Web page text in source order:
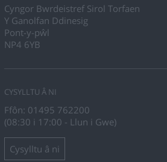
Cyngor Bwrdeistref Sirol Torfaen
Y Ganolfan Ddinesig
Pont-y-pŵl
NP4 6YB
CYSYLLTU Â NI
Ffôn: 01495 762200
(08:30 i 17:00 - Llun i Gwe)
Cysylltu â ni